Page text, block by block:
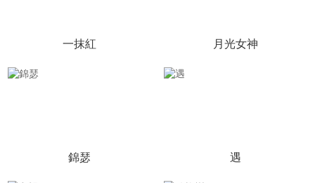
一抹紅 月光女神
錦瑟 遇